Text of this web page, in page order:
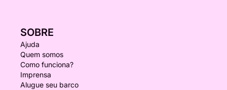
SOBRE
Ajuda
Quem somos
Como funciona?
Imprensa
Alugue seu barco